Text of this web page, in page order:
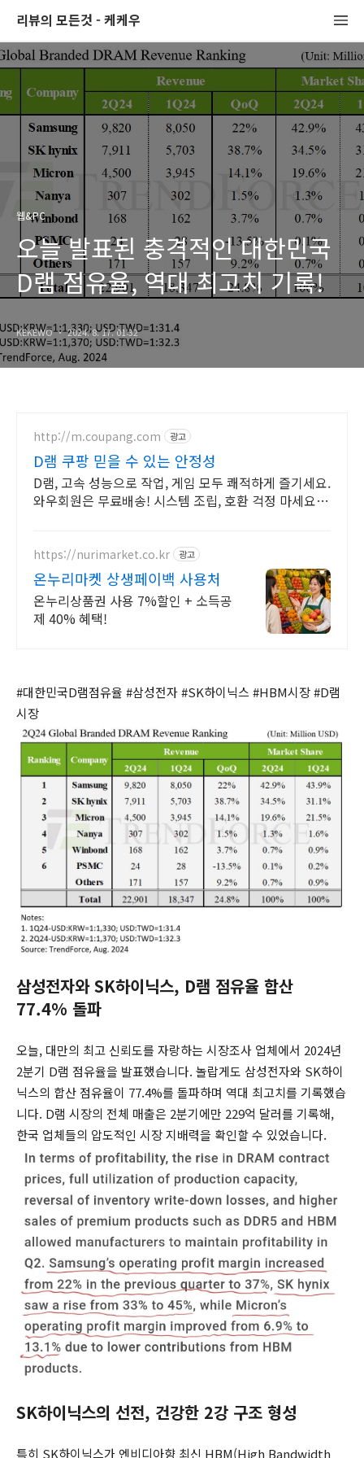
리뷰의 모든것 - 케케우
웹&PC
오늘 발표된 충격적인 대한민국
D램 점유율, 역대 최고치 기록!
KEKEWO 2024. 8. 17. 01:32
http://m.coupang.com 광고
D램 쿠팡 믿을 수 있는 안정성
D램, 고속 성능으로 작업, 게임 모두 쾌적하게 즐기세요.
와우회원은 무료배송! 시스템 조립, 호환 걱정 마세요!
https://nurimarket.co.kr 광고
온누리마켓 상생페이백 사용처
온누리상품권 사용 7%할인 + 소득공
제 40% 혜택!
#대한민국D램점유율 #삼성전자 #SK하이닉스 #HBM시장 #D램
시장
삼성전자와 SK하이닉스, D램 점유율 합산
77.4% 돌파
오늘, 대만의 최고 신뢰도를 자랑하는 시장조사 업체에서 2024년
2분기 D램 점유율을 발표했습니다. 놀랍게도 삼성전자와 SK하이
닉스의 합산 점유율이 77.4%를 돌파하며 역대 최고치를 기록했습
니다. D램 시장의 전체 매출은 2분기에만 229억 달러를 기록해,
한국 업체들의 압도적인 시장 지배력을 확인할 수 있었습니다.
SK하이닉스의 선전, 건강한 2강 구조 형성
특히 SK하이닉스가 엔비디아향 최신 HBM(High Bandwidth